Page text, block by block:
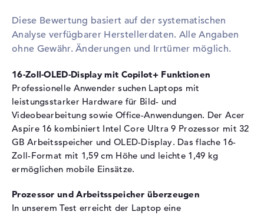
Festplatte
Festplatte
1 TB SSD
Optische Speicher
Laufwerks-Typ
ohne Laufwerk
Display-Typ
16" TFT
Max. Auflösung
2048 x 1280
Bildwiederholrate
Besonderheiten
Display, glänzend, OLED-
Display, Adobe RGB, DCI-P3
Diese Bewertung basiert auf der systematischen
Analyse verfügbarer Herstellerdaten. Alle Angaben
ohne Gewähr. Änderungen und Irrtümer möglich.
16-Zoll-OLED-Display mit Copilot+ Funktionen
Professionelle Anwender suchen Laptops mit
leistungsstarker Hardware für Bild- und
Videobearbeitung sowie Office-Anwendungen. Der Acer
Aspire 16 kombiniert Intel Core Ultra 9 Prozessor mit 32
GB Arbeitsspeicher und OLED-Display. Das flache 16-
Zoll-Format mit 1,59 cm Höhe und leichte 1,49 kg
ermöglichen mobile Einsätze.
Prozessor und Arbeitsspeicher überzeugen
In unserem Test erreicht der Laptop eine